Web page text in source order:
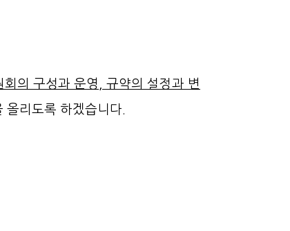
의 구성과 운영, 규약의 설정과 변
리도록 하겠습니다.